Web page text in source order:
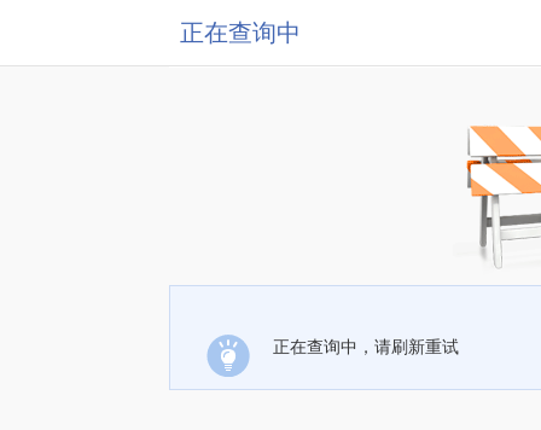
正在查询中
正在查询中，请刷新重试